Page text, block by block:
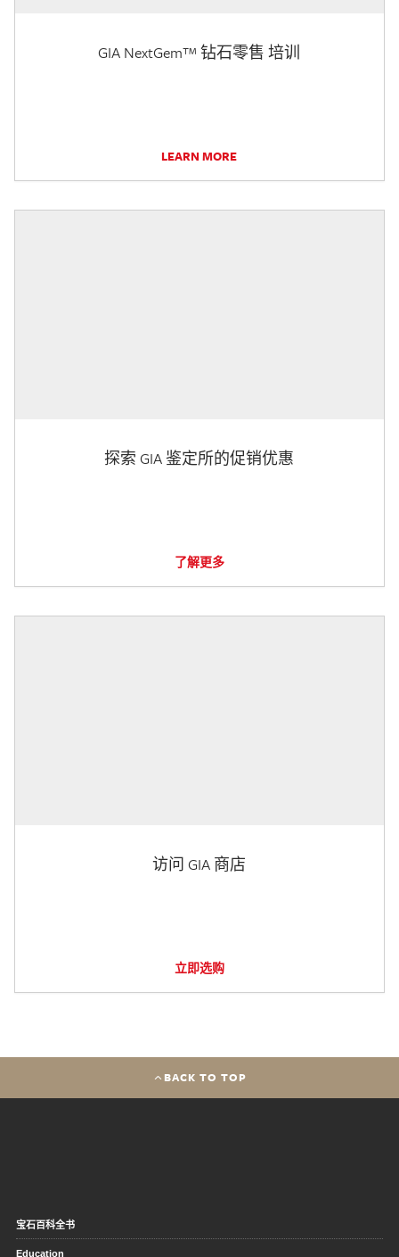
GIA NextGem™ 钻石零售 培训
LEARN MORE
探索 GIA 鉴定所的促销优惠
了解更多
访问 GIA 商店
立即选购
BACK TO TOP
宝石百科全书
Education